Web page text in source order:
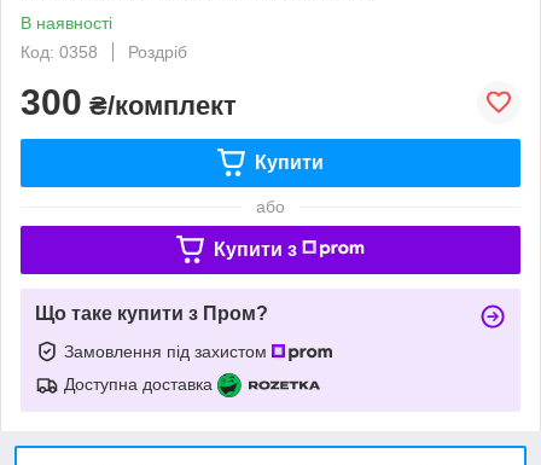
В наявності
Код: 0358
Роздріб
300 ₴/комплект
Купити
або
Купити з
Що таке купити з Пром?
Замовлення під захистом
Доступна доставка